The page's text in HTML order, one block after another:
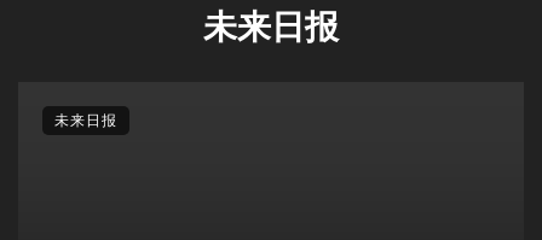
未来日报
未来日报